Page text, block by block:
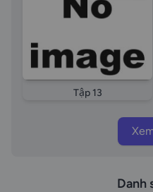
Tập 13
Danh